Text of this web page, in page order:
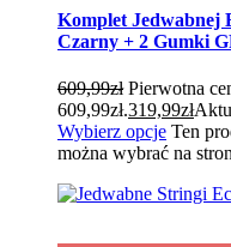
Komplet Jedwabnej
Czarny + 2 Gumki
609,99zł Pierwotna
609,99zł.319,99zł
Wybierz opcje Ten
można wybrać na